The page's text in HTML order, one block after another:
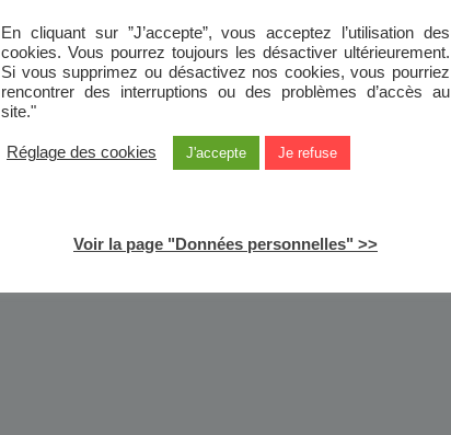
En cliquant sur ”J’accepte”, vous acceptez l’utilisation des
cookies. Vous pourrez toujours les désactiver ultérieurement.
Si vous supprimez ou désactivez nos cookies, vous pourriez
rencontrer des interruptions ou des problèmes d’accès au
site."
Réglage des cookies J'accepte Je refuse
Voir la page "Données personnelles" >>